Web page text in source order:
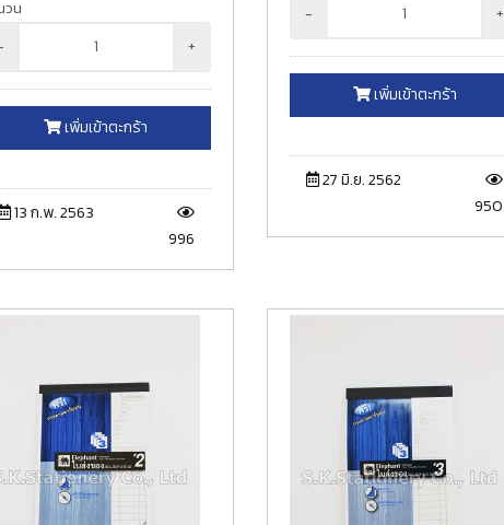
วน
+
เพิ่มเข้าตะกร้า
13 ก.พ. 2563
996
- +
เพิ่มเข้าตะกร้า
27 มิ.ย. 2562
950